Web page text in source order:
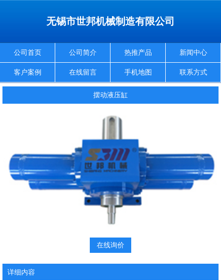
无锡市世邦机械制造有限公司
公司首页 公司简介 热推产品 新闻中心
客户案例 在线留言 手机地图 联系方式
摆动液压缸
在线询价
详细内容